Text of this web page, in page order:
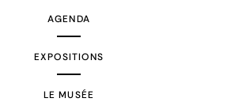
AGENDA
EXPOSITIONS
LE MUSÉE